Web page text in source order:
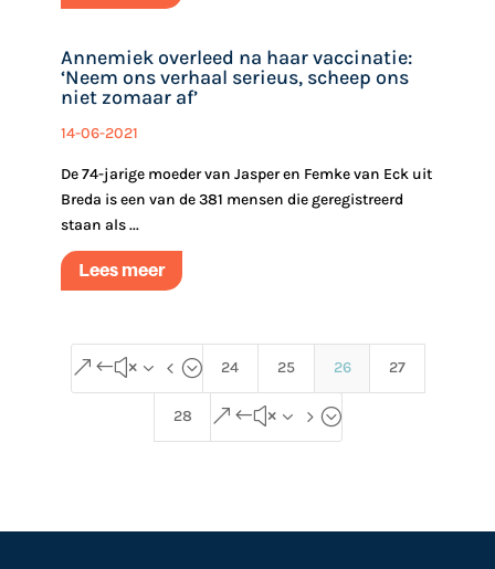
Annemiek overleed na haar vaccinatie:
‘Neem ons verhaal serieus, scheep ons
niet zomaar af’
14-06-2021
De 74-jarige moeder van Jasper en Femke van Eck uit
Breda is een van de 381 mensen die geregistreerd
staan als ...
Lees meer
&#x34; 24 25 26 27
28 &#x35;